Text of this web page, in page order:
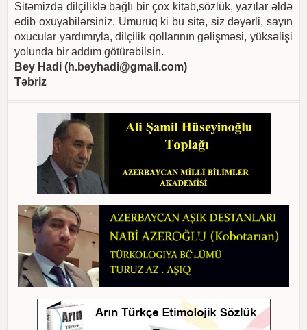
Sitəmizdə dilçiliklə bağlı bir çox kitab,sözlük, yazılar əldə
edib oxuyabilərsiniz. Umuruq ki bu sitə, siz dəyərli, sayın
oxucular yardımıyla, dilçilik qollarının gəlişməsi, yüksəlişi
yolunda bir addım götürəbilsin.
Bey Hadi (h.beyhadi@gmail.com)
Təbriz